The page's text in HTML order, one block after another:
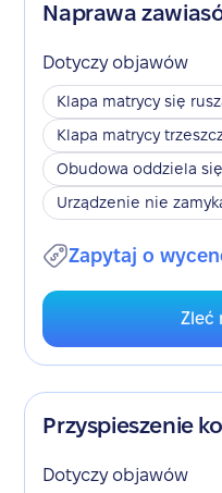
Naprawa
Dotyczy objawów
Klapa matrycy się
Klapa matrycy
Obudowa oddziela
Urządzenie nie
Zapytaj o
Zleć
Przyspieszenie
Dotyczy objawów